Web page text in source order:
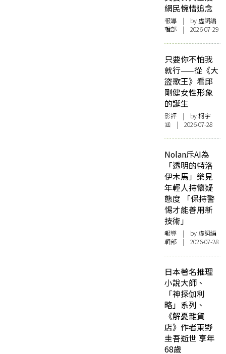
網民惋惜追念
報導 | by 虛詞編
輯部 | 2026-07-29
只要你不怕我
就行——從《大
盜歌王》看邱
剛健女性形象
的誕生
影評 | by 柯宇
涵 | 2026-07-28
Nolan斥AI為
「透明的特洛
伊木馬」樂見
年輕人持懷疑
態度 「保持警
惕才能善用新
技術」
報導 | by 虛詞編
輯部 | 2026-07-28
日本著名推理
小說大師、
「神探伽利
略」系列、
《解憂雜貨
店》作者東野
圭吾逝世 享年
68歲